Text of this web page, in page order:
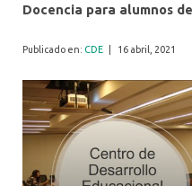
Docencia para alumnos
Publicado en: CDE 16 abril, 2021